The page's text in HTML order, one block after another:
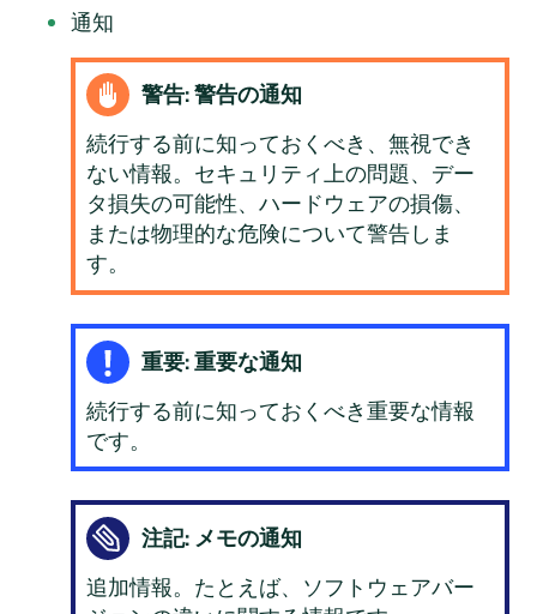
通知
警告: 警告の通知
続行する前に知っておくべき、無視でき
ない情報。セキュリティ上の問題、デー
タ損失の可能性、ハードウェアの損傷、
または物理的な危険について警告しま
す。
重要: 重要な通知
続行する前に知っておくべき重要な情報
です。
注記: メモの通知
追加情報。たとえば、ソフトウェアバー